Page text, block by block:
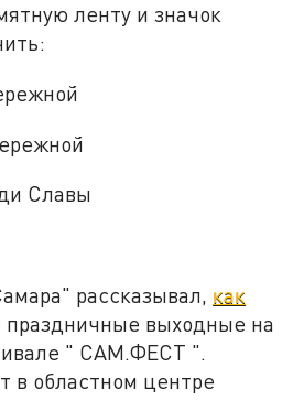
ленту и значок
Славы
рассказывал, как
праздничные выходные на
" САМ.ФЕСТ ".
в областном центре